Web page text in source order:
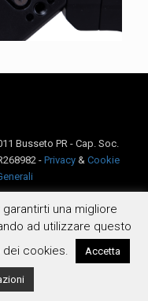
Busseto PR - Cap. Soc.
- Privacy& Cookie
una migliore
ad utilizzare questo
dei cookies.
Accetta